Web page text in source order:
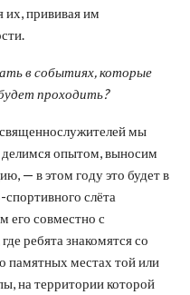
их, прививая им
в событиях, которые
проходить?
мы
опытом, выносим
— в этом году это будет в
слёта
его совместно с
ребята знакомятся со
памятных местах той или
на территории которой